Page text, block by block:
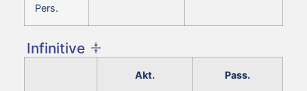
Pers.
Infinitive
Akt. Pass.